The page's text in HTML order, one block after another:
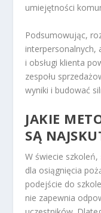
umiejętności
Podsumowując,
interpersonalnych,
i obsługi klienta
zespołu
wyniki i budować
JAKIE
SĄ
W świecie szkoleń,
dla osiągnięcia
podejście do
nie zapewnia